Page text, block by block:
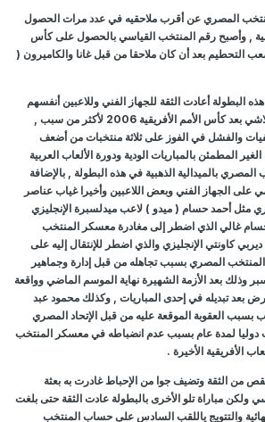
المصري عن أقرب ملاحقيه في عدد مرات الحصول
, وأصبح رقم المنتخب القياسي بالحصول على كأس
التحطيم بعد أن كان ملاحقا من قبل غانا والكاميرون (
البطولة أعادت الثقة للجهاز الفني وللاعبين أنفسهم
بعدما بدأت هذه الثقة في التلاشي بعد كأس الأمم الأفريقية 2006 لأكثر من سبب ,
والفشل في الفوز على ثلاثة منتخبات من أضعف
المطمئن بالمباريات الودية ودورة الألعاب العربية
بالميدالية الذهبية في هذه البطولة , بالإضافة
على الجهاز الفني وبعض اللاعبين وأخيرا غياب عناصر
مثل أحمد حسام ( ميدو ) لاعب ميدلسبرة الإنجليزي
غالي الذي اضطر إلى مغادرة معسكر المنتخب
كاونتي الإنجليزي والذي اضطر للإنتقال إليه على
المصري بسبب تجاهله من قبل إدارة وجماهير
وذلك بعد الأزمة الشهيرة نهاية الموسم الماضي وواقعة
بعد تبديله في إحدى المباريات , وكذلك محمود عبد
بسبب العقوبة الموقعة عليه من قبل الإتحاد المصري
دوليا لمدة عام بسبب عدم انضباطه في معسكر المنتخب
الأفريقية الأخيرة .
من الثقة وتضيف جوا من الإحباط غادرت به بعثة
مباراة تلو الأخرى بالبطولة عادت الثقة حتى بلغت
والتتويج ياللقب السادس على حساب المنتخب